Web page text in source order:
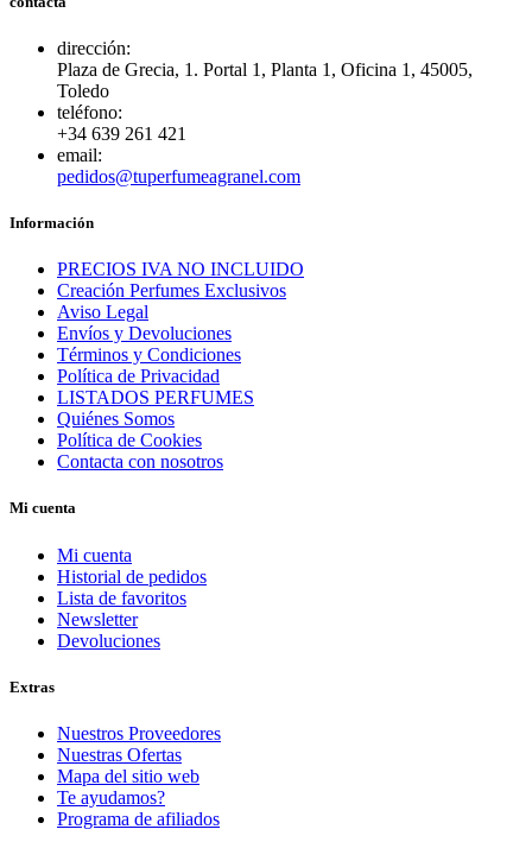
dirección:
Plaza de Grecia, 1. Portal 1, Planta 1, Oficina 1, 45005,
Toledo
teléfono:
+34 639 261 421
email:
pedidos@tuperfumeagranel.com
Información
PRECIOS IVA NO INCLUIDO
Creación Perfumes Exclusivos
Aviso Legal
Envíos y Devoluciones
Términos y Condiciones
Política de Privacidad
LISTADOS PERFUMES
Quiénes Somos
Política de Cookies
Contacta con nosotros
Mi cuenta
Mi cuenta
Historial de pedidos
Lista de favoritos
Newsletter
Devoluciones
Extras
Nuestros Proveedores
Nuestras Ofertas
Mapa del sitio web
Te ayudamos?
Programa de afiliados